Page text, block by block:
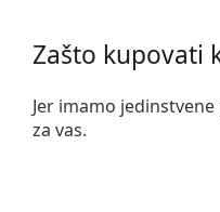
Zašto kupovati
Jer imamo
za vas.